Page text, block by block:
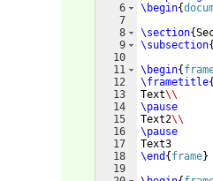
6
7
8
9
10
11
12
13
14
15
16
17
18
19
\begin{
\section{
\subsection{
\begin{
\frametitle{
Text\\
\pause
Text2\\
\pause
Text3
\end { frame}